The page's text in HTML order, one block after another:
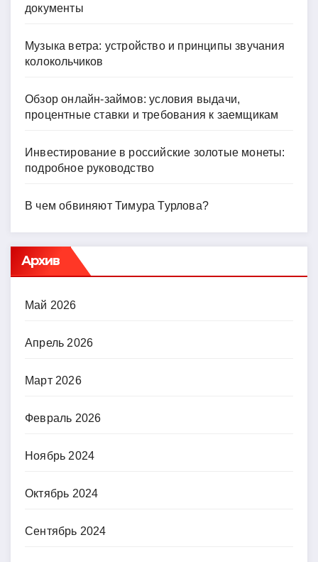
документы
Музыка ветра: устройство и принципы звучания
колокольчиков
Обзор онлайн-займов: условия выдачи,
процентные ставки и требования к заемщикам
Инвестирование в российские золотые монеты:
подробное руководство
В чем обвиняют Тимура Турлова?
Архив
Май 2026
Апрель 2026
Март 2026
Февраль 2026
Ноябрь 2024
Октябрь 2024
Сентябрь 2024